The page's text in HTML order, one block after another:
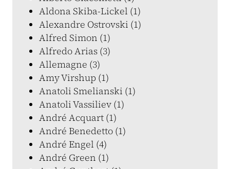
Aldona Skiba-Lickel (1)
Alexandre Ostrovski (1)
Alfred Simon (1)
Alfredo Arias (3)
Allemagne (3)
Amy Virshup (1)
Anatoli Smelianski (1)
Anatoli Vassiliev (1)
André Acquart (1)
André Benedetto (1)
André Engel (4)
André Green (1)